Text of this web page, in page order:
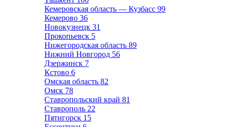
Кемеровская область — Кузбасс 99
Кемерово 36
Новокузнецк 31
Прокопьевск 5
Нижегородская область 89
Нижний Новгород 56
Дзержинск 7
Кстово 6
Омская область 82
Омск 78
Ставропольский край 81
Ставрополь 22
Пятигорск 15